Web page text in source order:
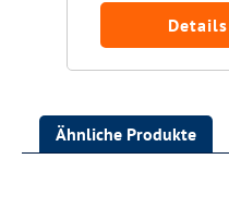
Details
Ähnliche Produkte